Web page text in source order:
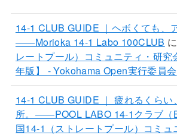
14-1 CLUB GUIDE ｜ヘボくても、
——Morioka 14-1 Labo 100CLUB に
レートプール）コミュニティ・研
年版】 - Yokohama Open実行委員会
14-1 CLUB GUIDE ｜ 疲れるくら
所。——POOL LABO 14-1クラブ（
国14-1（ストレートプール）コミュ